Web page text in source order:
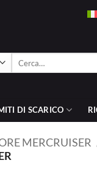
DI SCARICO
MERCRUISER